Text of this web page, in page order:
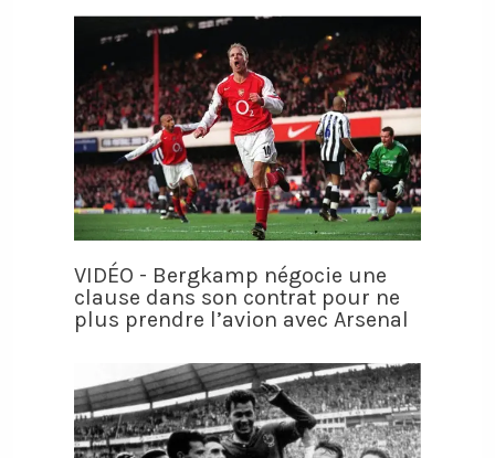
VIDÉO - Bergkamp négocie une
clause dans son contrat pour ne
plus prendre l’avion avec Arsenal